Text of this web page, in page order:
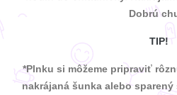
Dobrú
TIP!
*Plnku si môžeme pripraviť
nakrájaná šunka alebo